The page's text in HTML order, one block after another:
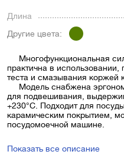
Длина
Другие цвета:
Многофункциональная
практична в
теста и смазывания коржей
Модель снабжена
для подвешивания,
+230°С. Подходит для
карамическим покрытием,
посудомоечной машине.
Показать все описание